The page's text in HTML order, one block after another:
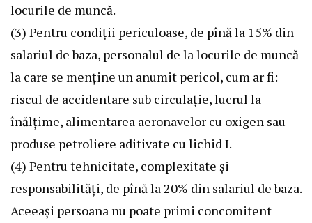
locurile de muncă.
(3) Pentru condiţii periculoase, de pînă la 15% din
salariul de baza, personalul de la locurile de muncă
la care se menţine un anumit pericol, cum ar fi:
riscul de accidentare sub circulaţie, lucrul la
înălţime, alimentarea aeronavelor cu oxigen sau
produse petroliere aditivate cu lichid I.
(4) Pentru tehnicitate, complexitate şi
responsabilităţi, de pînă la 20% din salariul de baza.
Aceeaşi persoana nu poate primi concomitent